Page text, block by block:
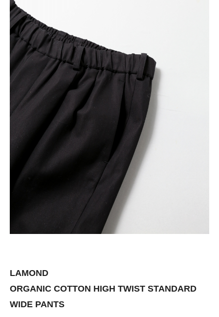
LAMOND
ORGANIC COTTON HIGH TWIST STANDARD
WIDE PANTS